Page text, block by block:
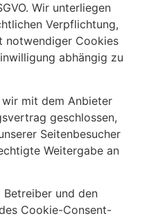
Wir unterliegen
Verpflichtung,
notwendiger Cookies
abhängig zu
mit dem Anbieter
geschlossen,
Seitenbesucher
Weitergabe an
und den
Cookie-Consent-